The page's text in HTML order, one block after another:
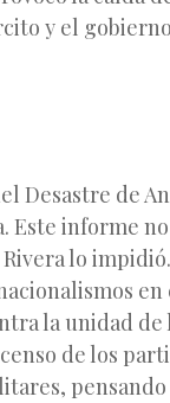
y el gobierno
Desastre de
Este informe
lo impidió.
en
la unidad
de los